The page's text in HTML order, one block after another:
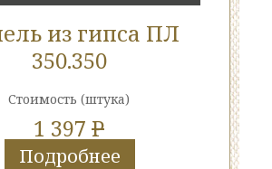
из гипса ПЛ
350.350
Стоимость (штука)
1 397 P
Подробнее